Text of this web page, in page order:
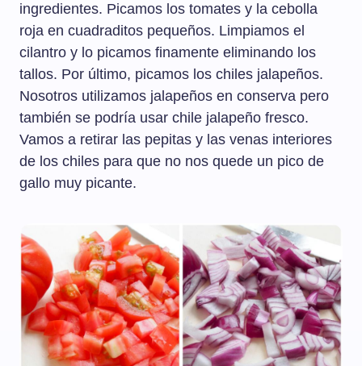
ingredientes. Picamos los tomates y la cebolla
roja en cuadraditos pequeños. Limpiamos el
cilantro y lo picamos finamente eliminando los
tallos. Por último, picamos los chiles jalapeños.
Nosotros utilizamos jalapeños en conserva pero
también se podría usar chile jalapeño fresco.
Vamos a retirar las pepitas y las venas interiores
de los chiles para que no nos quede un pico de
gallo muy picante.